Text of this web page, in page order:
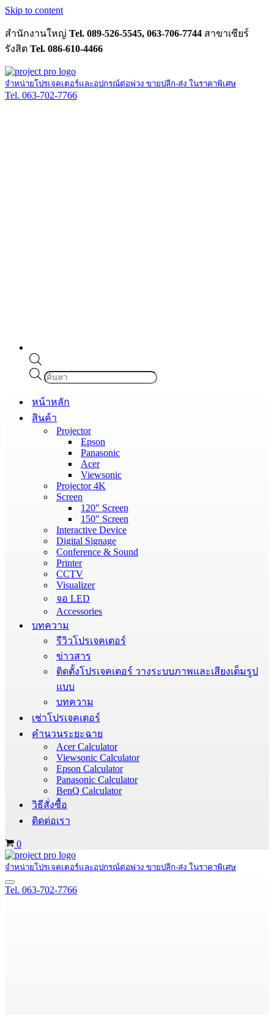
Skip to content
สำนักงานใหญ่ Tel. 089-526-5545, 063-706-7744 สาขาเซียร์
รังสิต Tel. 086-610-4466
จำหน่ายโปรเจคเตอร์และอุปกรณ์ต่อพ่วง ขายปลีก-ส่ง ในราคาพิเศษ
Tel. 063-702-7766
Products
search
หน้าหลัก
สินค้า
Projector
Epson
Panasonic
Acer
Viewsonic
Projector 4K
Screen
120″ Screen
150″ Screen
Interactive Device
Digital Signage
Conference & Sound
Printer
CCTV
Visualizer
จอ LED
Accessories
บทความ
รีวิวโปรเจคเตอร์
ข่าวสาร
ติดตั้งโปรเจคเตอร์ วางระบบภาพและเสียงเต็มรูป
แบบ
บทความ
เช่าโปรเจคเตอร์
คำนวนระยะฉาย
Acer Calculator
Viewsonic Calculator
Epson Calculator
Panasonic Calculator
BenQ Calculator
วิธีสั่งซื้อ
ติดต่อเรา
Cart
0
จำหน่ายโปรเจคเตอร์และอุปกรณ์ต่อพ่วง ขายปลีก-ส่ง ในราคาพิเศษ
Navigation
Menu
Tel. 063-702-7766